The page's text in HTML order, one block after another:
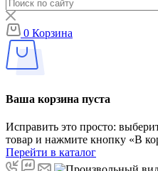
0 Корзина
Ваша корзина пуста
Исправить это просто:
товар и нажмите кнопку «В
Перейти в каталог